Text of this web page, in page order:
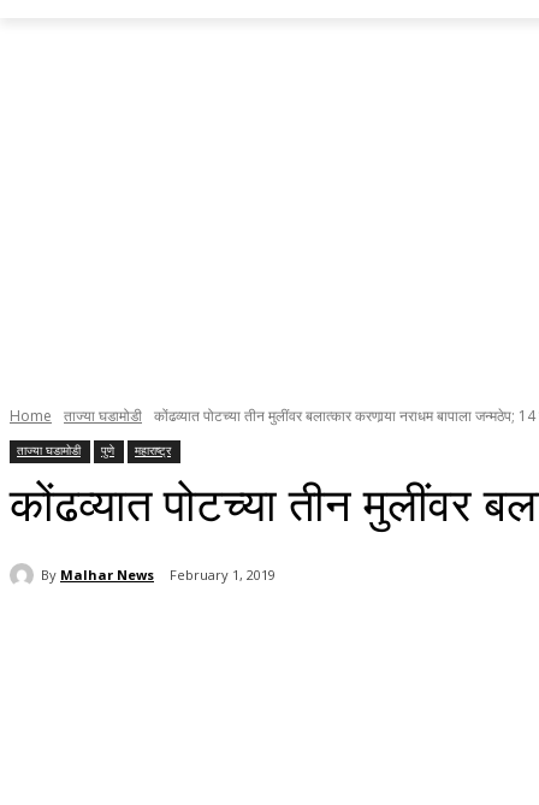
Home ताज्या घडामोडी कोंढव्यात पोटच्या तीन मुलींवर बलात्कार करणार्‍या नराधम बापाला जन्मठेप;
ताज्या घडामोडी पुणे महाराष्ट्र
कोंढव्यात पोटच्या तीन मुलींवर
By Malhar News February 1, 2019